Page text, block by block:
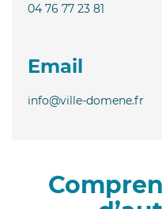
04 76 77 23 81
Email
info@ville-domene.fr